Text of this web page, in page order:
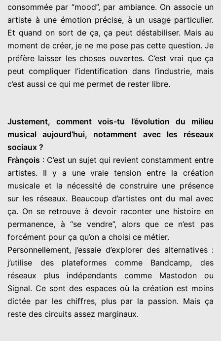
consommée par “mood”, par ambiance. On associe un
artiste à une émotion précise, à un usage particulier.
Et quand on sort de ça, ça peut déstabiliser. Mais au
moment de créer, je ne me pose pas cette question. Je
préfère laisser les choses ouvertes. C’est vrai que ça
peut compliquer l’identification dans l’industrie, mais
c’est aussi ce qui me permet de rester libre.
Justement, comment vois-tu l’évolution du milieu
musical aujourd’hui, notamment avec les réseaux
sociaux ?
Frànçois : C’est un sujet qui revient constamment entre
artistes. Il y a une vraie tension entre la création
musicale et la nécessité de construire une présence
sur les réseaux. Beaucoup d’artistes ont du mal avec
ça. On se retrouve à devoir raconter une histoire en
permanence, à “se vendre”, alors que ce n’est pas
forcément pour ça qu’on a choisi ce métier.
Personnellement, j’essaie d’explorer des alternatives :
j’utilise des plateformes comme Bandcamp, des
réseaux plus indépendants comme Mastodon ou
Signal. Ce sont des espaces où la création est moins
dictée par les chiffres, plus par la passion. Mais ça
reste des circuits assez marginaux.